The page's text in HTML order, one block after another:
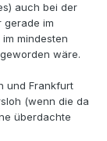
auch bei der
gerade im
mindesten
wäre.
und Frankfurt
(wenn die da
überdachte